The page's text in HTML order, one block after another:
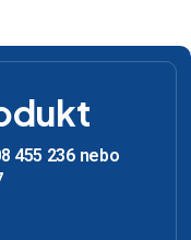
455 236 nebo